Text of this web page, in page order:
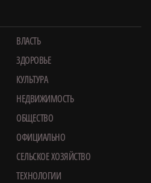
ВЛАСТЬ
ЗДОРОВЬЕ
КУЛЬТУРА
НЕДВИЖИМОСТЬ
ОБЩЕСТВО
ОФИЦИАЛЬНО
СЕЛЬСКОЕ ХОЗЯЙСТВО
ТЕХНОЛОГИИ